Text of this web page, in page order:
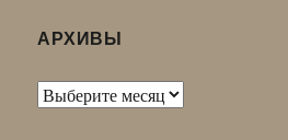
АРХИВЫ
Архивы